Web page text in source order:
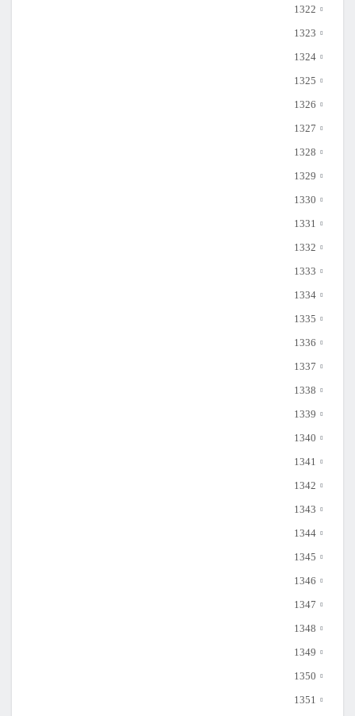
1322
1323
1324
1325
1326
1327
1328
1329
1330
1331
1332
1333
1334
1335
1336
1337
1338
1339
1340
1341
1342
1343
1344
1345
1346
1347
1348
1349
1350
1351